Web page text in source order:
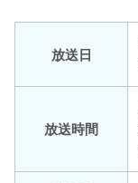
放送日
放送時間